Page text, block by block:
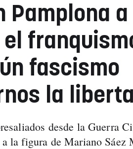
Pamplona
fascismo
la
desde la Guerra
la figura de Mariano Sáez